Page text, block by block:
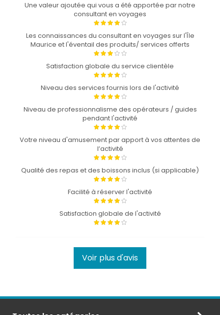
Une valeur ajoutée qui vous a été apportée par notre
consultant en voyages
Les connaissances du consultant en voyages sur l'Île
Maurice et l'éventail des produits/ services offerts
Satisfaction globale du service clientèle
Niveau des services fournis lors de l'activité
Niveau de professionnalisme des opérateurs / guides
pendant l'activité
Votre niveau d'amusement par apport à vos attentes de
l’activité
Qualité des repas et des boissons inclus (si applicable)
Facilité à réserver l'activité
Satisfaction globale de l'activité
Voir plus d'avis